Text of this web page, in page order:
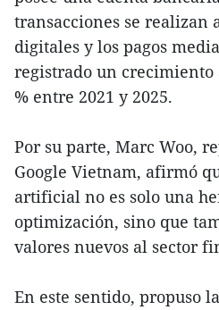
transacciones se realizan
digitales y los pagos
registrado un
% entre 2021 y 2025.
Por su parte, Marc Woo,
Google Vietnam, afirmó
artificial no es solo una
optimización, sino que
valores nuevos al sector
En este sentido, propuso